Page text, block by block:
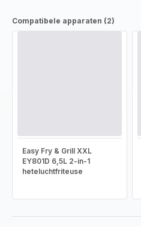
Compatibele apparaten (2)
Easy Fry & Grill XXL
EY801D 6,5L 2-in-1
heteluchtfriteuse